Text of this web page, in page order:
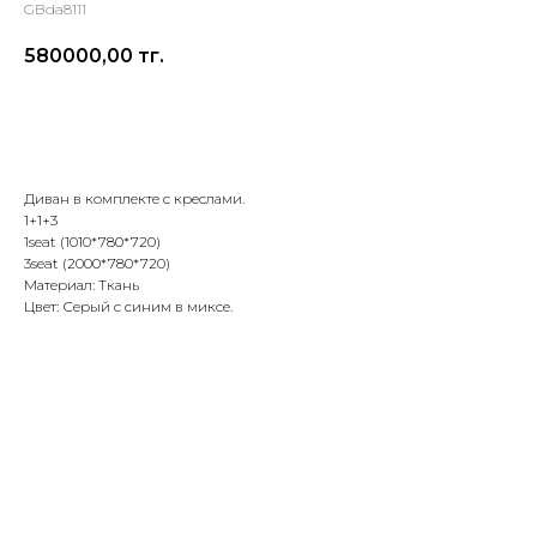
GBda8111
580000,00 тг.
Диван в комплекте с креслами.
1+1+3
1seat (1010*780*720)
3seat (2000*780*720)
Материал: Ткань
Цвет: Серый с синим в миксе.